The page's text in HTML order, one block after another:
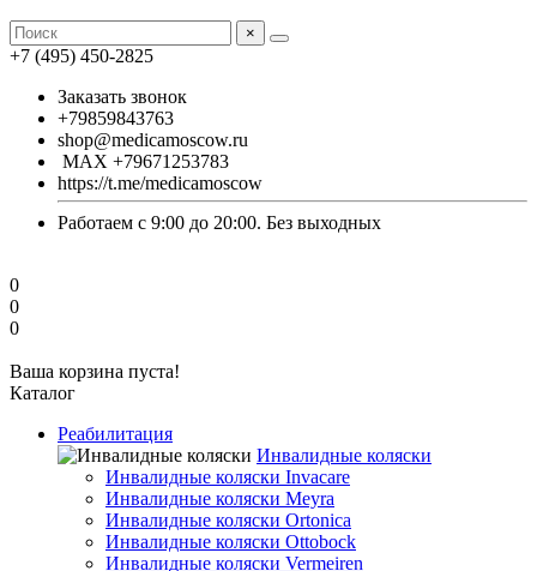
×
+7 (495) 450-2825
Заказать звонок
+79859843763
shop@medicamoscow.ru
MAX +79671253783
https://t.me/medicamoscow
Работаем с 9:00 до 20:00. Без выходных
0
0
0
Ваша корзина пуста!
Каталог
Реабилитация
Инвалидные коляски
Инвалидные коляски Invacare
Инвалидные коляски Meyra
Инвалидные коляски Ortonica
Инвалидные коляски Ottobock
Инвалидные коляски Vermeiren